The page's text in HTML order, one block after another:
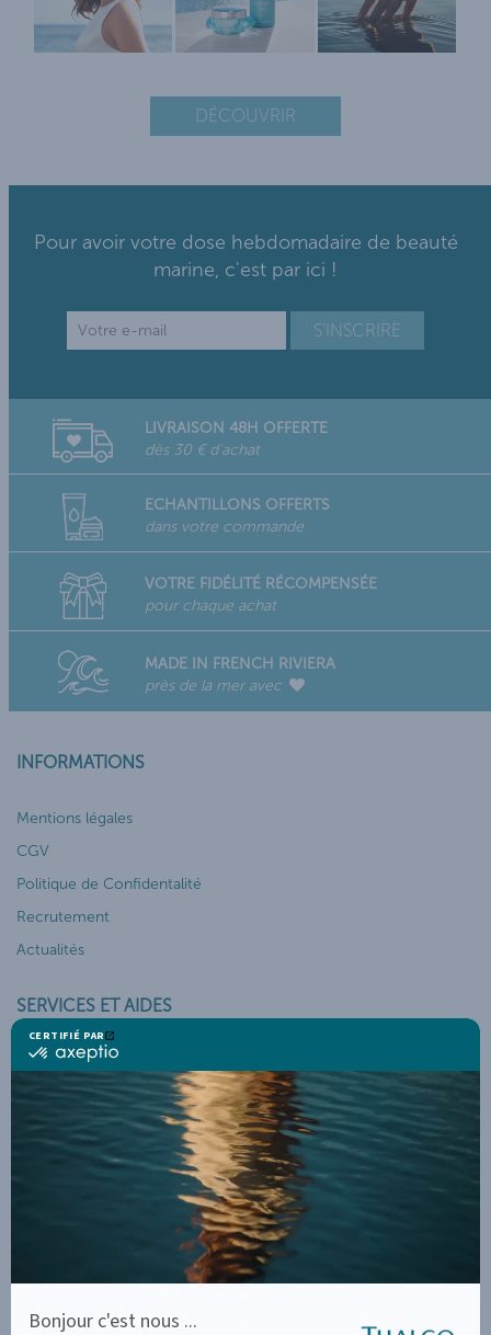
DÉCOUVRIR
Pour avoir votre dose hebdomadaire de beauté
marine, c'est par ici !
LIVRAISON 48H OFFERTE
dès 30 € d'achat
ECHANTILLONS OFFERTS
dans votre commande
VOTRE FIDÉLITÉ RÉCOMPENSÉE
pour chaque achat
MADE IN FRENCH RIVIERA
près de la mer avec
INFORMATIONS
Mentions légales
CGV
Politique de Confidentalité
Recrutement
Actualités
SERVICES ET AIDES
Mon compte
Suivi de commande
Service client
Télécharger la brochure THALGO